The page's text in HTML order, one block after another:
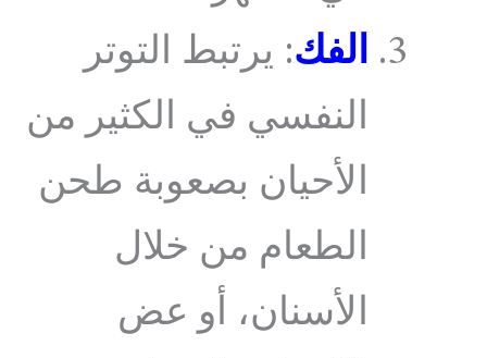
الفك: يرتبط التوتر
النفسي في الكثير من
الأحيان بصعوبة طحن
الطعام من خلال
الأسنان، أو عض